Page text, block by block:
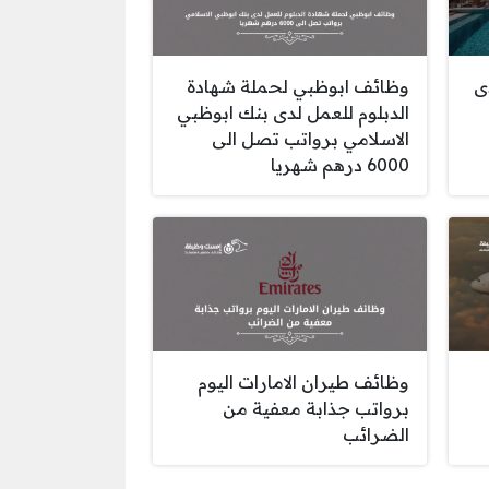
وظائف ابوظبي لحملة شهادة
الدبلوم للعمل لدى بنك ابوظبي
الاسلامي برواتب تصل الى
6000 درهم شهريا
وظائف طيران الامارات اليوم
برواتب جذابة معفية من
الضرائب